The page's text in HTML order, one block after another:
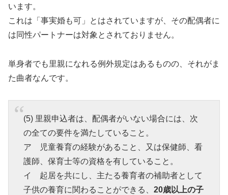
います。
これは「事実婚も可」とはされていますが、その配偶者に
は同性パートナーは対象とされておりません。
単身者でも里親になれる例外規定はあるものの、それがま
た曲者なんです。
(5) 里親申込者は、配偶者がいない場合には、次
の全ての要件を満たしていること。
ア 児童養育の経験があること、又は保健師、看
護師、保育士等の資格を有していること。
イ 起居を共にし、主たる養育者の補助者として
子供の養育に関わることができる、 20歳以上の子